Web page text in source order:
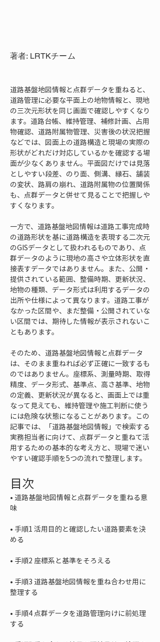
著者: LRTKチーム
道路基盤地図情報と点群データを重ねると、
道路管理に必要な平面上の地物情報と、現地
の三次元形状を同じ画面で確認しやすくなり
ます。道路台帳、維持管理、補修計画、占用
物確認、道路附属物管理、災害後の状況把握
などでは、図面上の道路構造と現場の実際の
形状がどれだけ対応しているかを確認する場
面が少なくありません。平面図だけでは見落
としやすい段差、のり面、側溝、縁石、舗装
の変状、路肩の崩れ、道路附属物の位置関係
も、点群データと併せて見ることで把握しや
すくなります。
一方で、道路基盤地図情報は道路工事完成時
の道路形状を基に道路構造を表現する二次元
のGISデータとして扱われるものであり、点
群データのように現地の高さや立体形状を直
接表すデータではありません。また、公開・
提供されている範囲、整備時期、更新状況、
地物の種類、データ形式は利用するデータの
出所や仕様によって異なります。道路工事が
なかった区間や、まだ整備・公開されていな
い区間では、期待した情報が表示されないこ
ともあります。
そのため、道路基盤地図情報と点群データ
は、そのまま重ねれば必ず正確に一致するも
のではありません。座標系、測量時期、取得
精度、データ形式、基準点、高さ基準、地物
の定義、更新状況が異なると、画面上では重
なって見えても、維持管理や施工判断に使う
には危険な状態になることがあります。この
記事では、「道路基盤地図情報」で検索する
実務担当者に向けて、点群データと重ねて活
用するための基本的な考え方と、現場で迷い
やすい確認手順を5つの流れで整理します。
目次
• 道路基盤地図情報と点群データを重ねる意
• 手順1 活用目的と確認したい道路要素を決
•
• 手順3 道路基盤地図情報を重ね合わせ用に
• 手順4 点群データを道路管理向けに前処理